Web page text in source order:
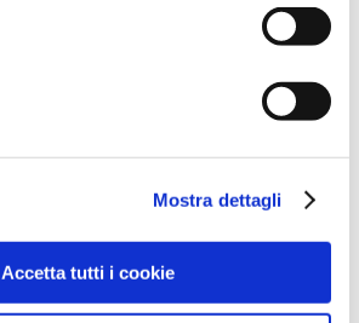
Mostra dettagli
Accetta tutti i cookie